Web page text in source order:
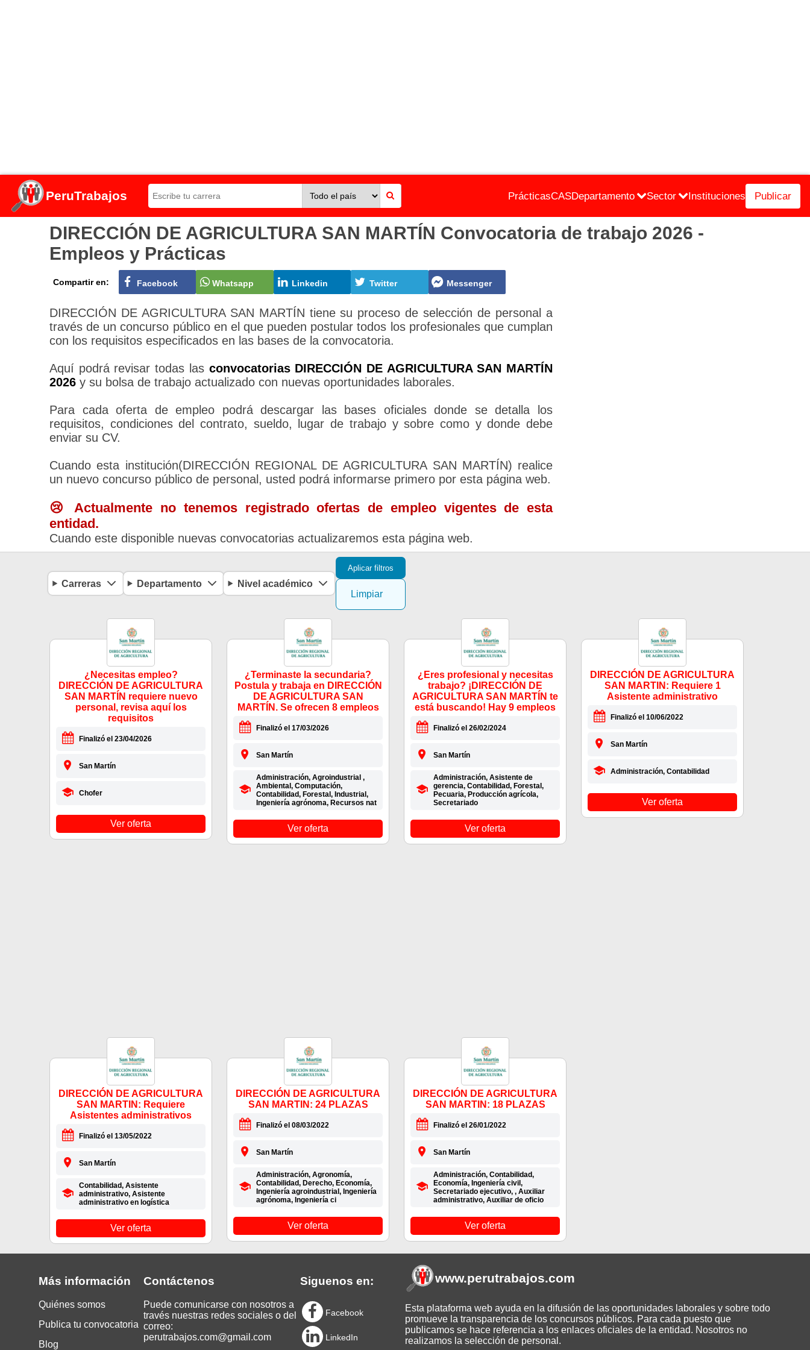
PeruTrabajos PrácticasCASDepartamento Sector Instituciones Publicar
DIRECCIÓN DE AGRICULTURA SAN MARTÍN Convocatoria de trabajo 2026 -
Empleos y Prácticas
Compartir en: Facebook Whatsapp Linkedin Twitter Messenger
DIRECCIÓN DE AGRICULTURA SAN MARTÍN tiene su proceso de selección de personal a
través de un concurso público en el que pueden postular todos los profesionales que cumplan
con los requisitos especificados en las bases de la convocatoria.
Aquí podrá revisar todas las convocatorias DIRECCIÓN DE AGRICULTURA SAN MARTÍN
2026 y su bolsa de trabajo actualizado con nuevas oportunidades laborales.
Para cada oferta de empleo podrá descargar las bases oficiales donde se detalla los
requisitos, condiciones del contrato, sueldo, lugar de trabajo y sobre como y donde debe
enviar su CV.
Cuando esta institución(DIRECCIÓN REGIONAL DE AGRICULTURA SAN MARTÍN) realice
un nuevo concurso público de personal, usted podrá informarse primero por esta página web.
😢 Actualmente no tenemos registrado ofertas de empleo vigentes de esta
entidad.
Cuando este disponible nuevas convocatorias actualizaremos esta página web.
Carreras Departamento Nivel académico
Aplicar filtros
Limpiar
¿Necesitas empleo?
DIRECCIÓN DE AGRICULTURA
SAN MARTÍN requiere nuevo
personal, revisa aquí los
requisitos
Finalizó el 23/04/2026
San Martín
Chofer
Ver oferta
¿Terminaste la secundaria?
Postula y trabaja en DIRECCIÓN
DE AGRICULTURA SAN
MARTÍN. Se ofrecen 8 empleos
Finalizó el 17/03/2026
San Martín
Administración, Agroindustrial ,
Ambiental, Computación,
Contabilidad, Forestal, Industrial,
Ingeniería agrónoma, Recursos nat
Ver oferta
¿Eres profesional y necesitas
trabajo? ¡DIRECCIÓN DE
AGRICULTURA SAN MARTÍN te
está buscando! Hay 9 empleos
Finalizó el 26/02/2024
San Martín
Administración, Asistente de
gerencia, Contabilidad, Forestal,
Pecuaria, Producción agrícola,
Secretariado
Ver oferta
DIRECCIÓN DE AGRICULTURA
SAN MARTIN: Requiere 1
Asistente administrativo
Finalizó el 10/06/2022
San Martín
Administración, Contabilidad
Ver oferta
DIRECCIÓN DE AGRICULTURA
SAN MARTIN: Requiere
Asistentes administrativos
Finalizó el 13/05/2022
San Martín
Contabilidad, Asistente
administrativo, Asistente
administrativo en logística
Ver oferta
DIRECCIÓN DE AGRICULTURA
SAN MARTIN: 24 PLAZAS
Finalizó el 08/03/2022
San Martín
Administración, Agronomía,
Contabilidad, Derecho, Economía,
Ingeniería agroindustrial, Ingeniería
agrónoma, Ingeniería ci
Ver oferta
DIRECCIÓN DE AGRICULTURA
SAN MARTIN: 18 PLAZAS
Finalizó el 26/01/2022
San Martín
Administración, Contabilidad,
Economía, Ingeniería civil,
Secretariado ejecutivo, , Auxiliar
administrativo, Auxiliar de oficio
Ver oferta
Más información
Quiénes somos
Publica tu convocatoria
Blog
Contáctenos
Puede comunicarse con nosotros a
través nuestras redes sociales o del
correo:
perutrabajos.com@gmail.com
Siguenos en:
Facebook
LinkedIn
www.perutrabajos.com
Esta plataforma web ayuda en la difusión de las oportunidades laborales y sobre todo
promueve la transparencia de los concursos públicos. Para cada puesto que
publicamos se hace referencia a los enlaces oficiales de la entidad. Nosotros no
realizamos la selección de personal.